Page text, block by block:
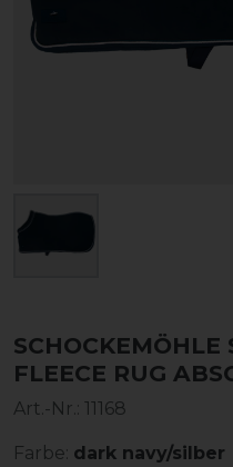
SCHOCKEMÖHLE
FLEECE RUG
Art.-Nr.: 11168
Farbe: dark navy/silber